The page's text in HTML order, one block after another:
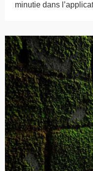
minutie dans